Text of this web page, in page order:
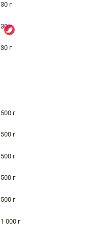
30 г
30 г
30 г
500 г
500 г
500 г
500 г
500 г
1 000 г